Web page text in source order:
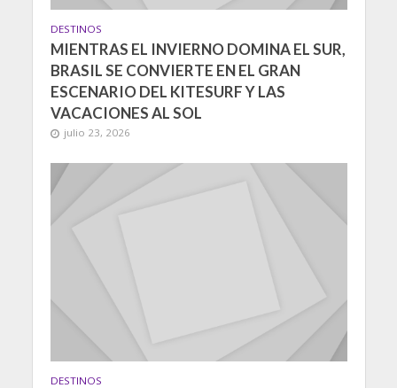
DESTINOS
MIENTRAS EL INVIERNO DOMINA EL SUR,
BRASIL SE CONVIERTE EN EL GRAN
ESCENARIO DEL KITESURF Y LAS
VACACIONES AL SOL
julio 23, 2026
DESTINOS